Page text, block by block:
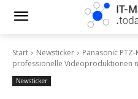
Start Newsticker
Panasonic
professionelle Videoproduktionen
Newsticker